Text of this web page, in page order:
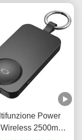
Power
2500mAh